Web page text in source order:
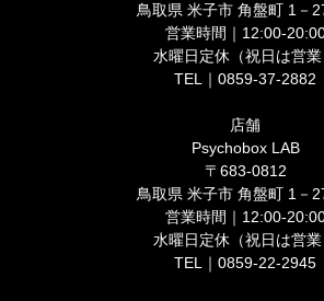
鳥取県 米子市 角盤町 1－
営業時間｜12:00-
水曜日定休（祝日は営業
TEL｜0859-37-2882
店舗
Psychobox LAB
〒683-0812
鳥取県 米子市 角盤町 1－
営業時間｜12:00-
水曜日定休（祝日は営業
TEL｜0859-22-2945